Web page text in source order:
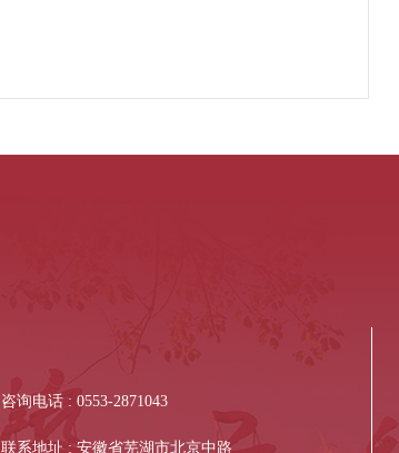
咨询电话 : 0553-2871043
联系地址 : 安徽省芜湖市北京中路